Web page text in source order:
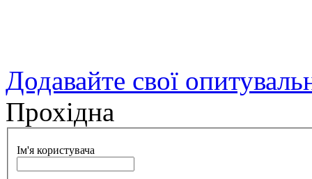
Додавайте свої
Прохідна
Ім'я користувача